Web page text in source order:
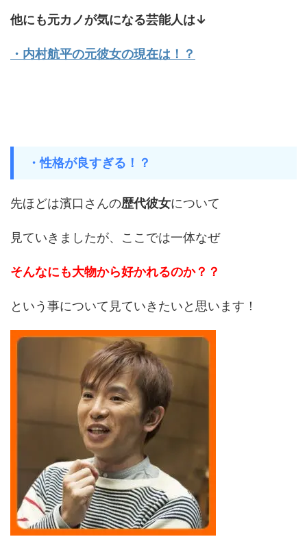
他にも元カノが気になる芸能人は↓
・内村航平の元彼女の現在は！？
・性格が良すぎる！？
先ほどは濱口さんの歴代彼女について
見ていきましたが、ここでは一体なぜ
そんなにも大物から好かれるのか？？
という事について見ていきたいと思います！